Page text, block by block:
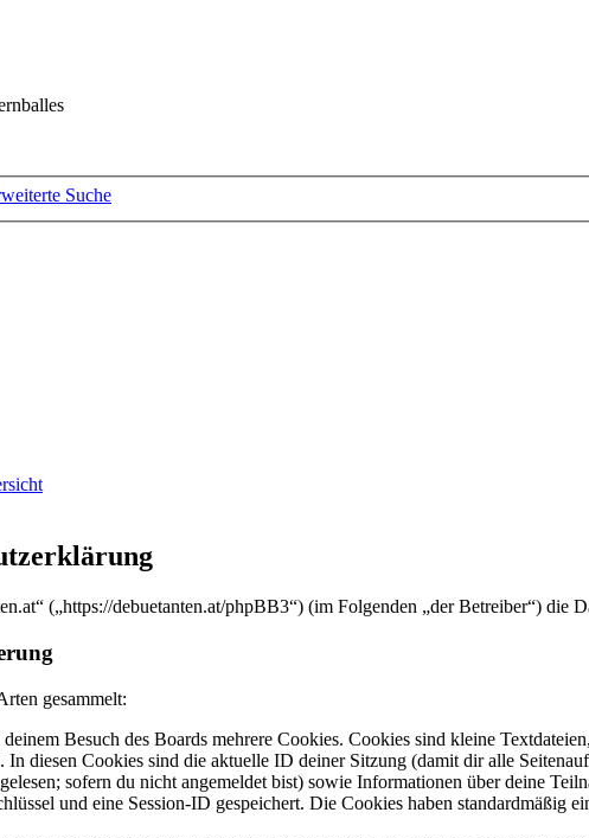
Suche
(„https://debuetanten.at/phpBB3“) (im Folgenden „der Betreiber“) die
gesammelt:
Besuch des Boards mehrere Cookies. Cookies sind kleine
In diesen Cookies sind die aktuelle ID deiner Sitzung (damit dir alle
sofern du nicht angemeldet bist) sowie Informationen über deine
und eine Session-ID gespeichert. Die Cookies haben